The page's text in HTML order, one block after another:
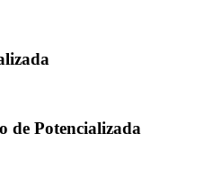
de Potencializada